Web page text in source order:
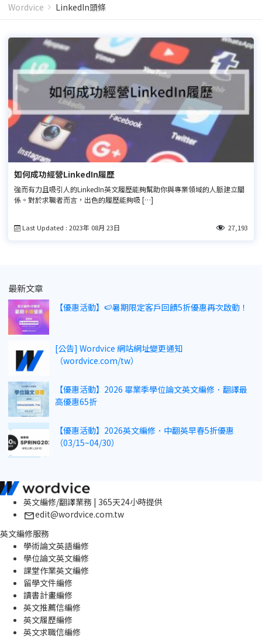
Wordvice LinkedIn頭條
如何成功經營LinkedIn履歷
強而有力且吸引人的LinkedIn英文履歷能夠幫助你與專業領域的人脈建立關
係。對於求職者而言，出色的履歷能夠吸 […]
Last Updated : 2023年 08月 23日 27,193
最新文章
【優惠活動】🍉暑期限定客戶回饋5折優惠再次啟動！
[公告] Wordvice 網站網址變更通知
（wordvice.com/tw）
【優惠活動】2026 畢業季學位論文英文編修．翻譯最
高優惠65折
【優惠活動】2026英文編修．中翻英早春5折優惠
（03/15~04/30）
英文編修/翻譯業務 | 365天24小時提供
edit@wordvice.com.tw
英文編修服務
學術論文英語編修
學位論文英文編修
課堂作業英文編修
留學文件編修
讀書計畫編修
英文推薦信編修
英文履歷編修
英文求職信編修